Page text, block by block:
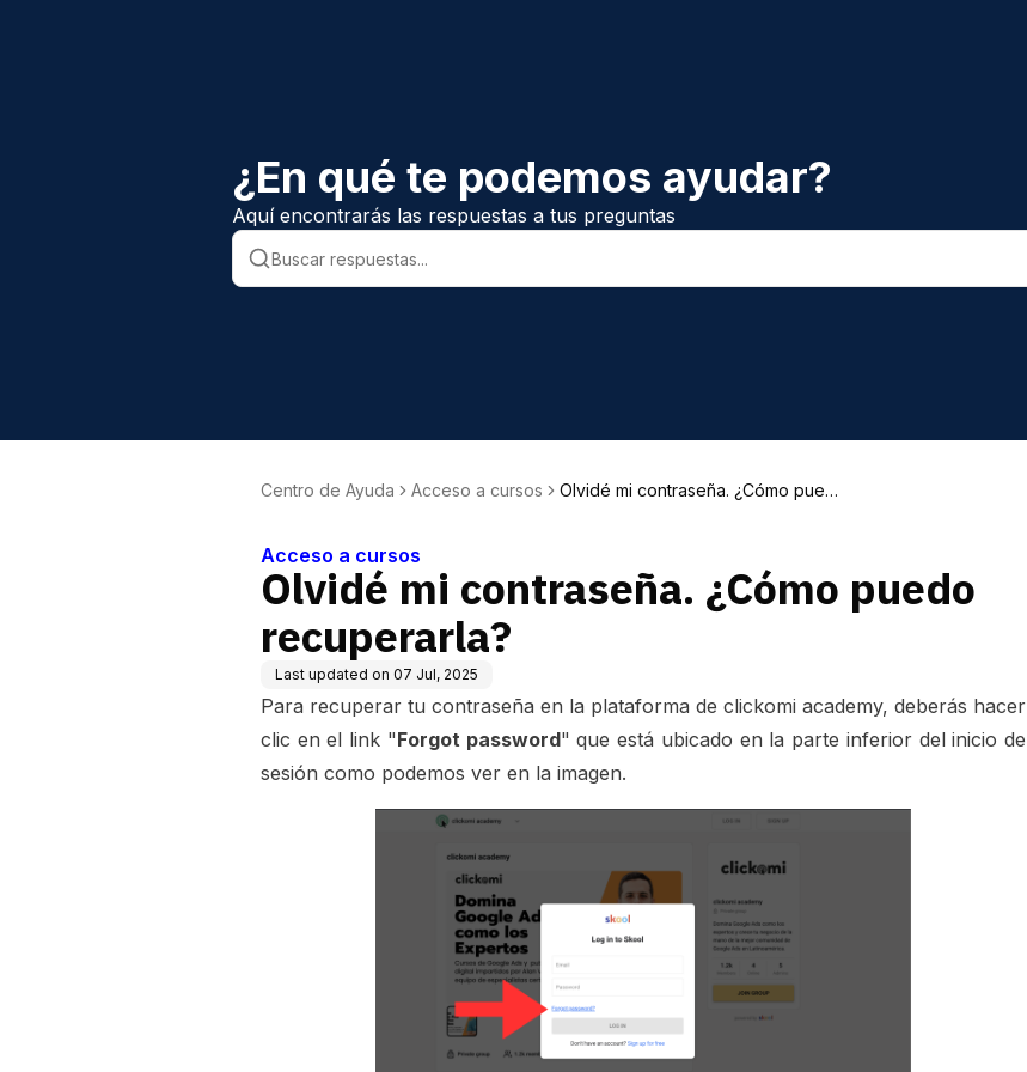
¿En qué te podemos ayudar?
Aquí encontrarás las respuestas a tus preguntas
Centro de Ayuda Acceso a cursos
Olvidé mi contraseña. ¿Cómo puedo
Acceso a cursos
Olvidé mi contraseña. ¿Cómo puedo
recuperarla?
Last updated on 07 Jul, 2025
Para recuperar tu contraseña en la plataforma de clickomi academy, deberás hacer
clic en el link "Forgot password" que está ubicado en la parte inferior del inicio de
sesión como podemos ver en la imagen.